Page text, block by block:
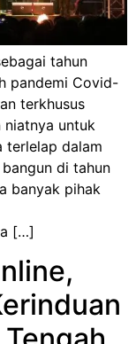
tahun
pandemi Covid-
terkhusus
untuk
terlelap dalam
di tahun
banyak pihak
[…]